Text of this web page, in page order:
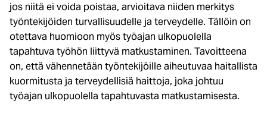
jos niitä ei voida poistaa, arvioitava niiden merkitys
työntekijöiden turvallisuudelle ja terveydelle. Tällöin on
otettava huomioon myös työajan ulkopuolella
tapahtuva työhön liittyvä matkustaminen. Tavoitteena
on, että vähennetään työntekijöille aiheutuvaa haitallista
kuormitusta ja terveydellisiä haittoja, joka johtuu
työajan ulkopuolella tapahtuvasta matkustamisesta.